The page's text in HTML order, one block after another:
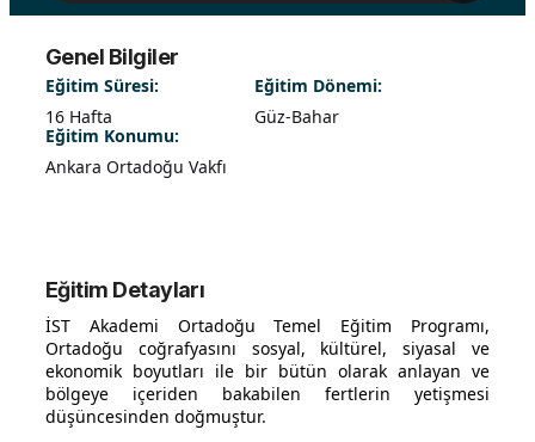
Genel Bilgiler
Eğitim Süresi:
16 Hafta
Eğitim Dönemi:
Güz-Bahar
Eğitim Konumu:
Ankara Ortadoğu Vakfı
Eğitim Detayları
İST Akademi Ortadoğu Temel Eğitim Programı,
Ortadoğu coğrafyasını sosyal, kültürel, siyasal ve
ekonomik boyutları ile bir bütün olarak anlayan ve
bölgeye içeriden bakabilen fertlerin yetişmesi
düşüncesinden doğmuştur.